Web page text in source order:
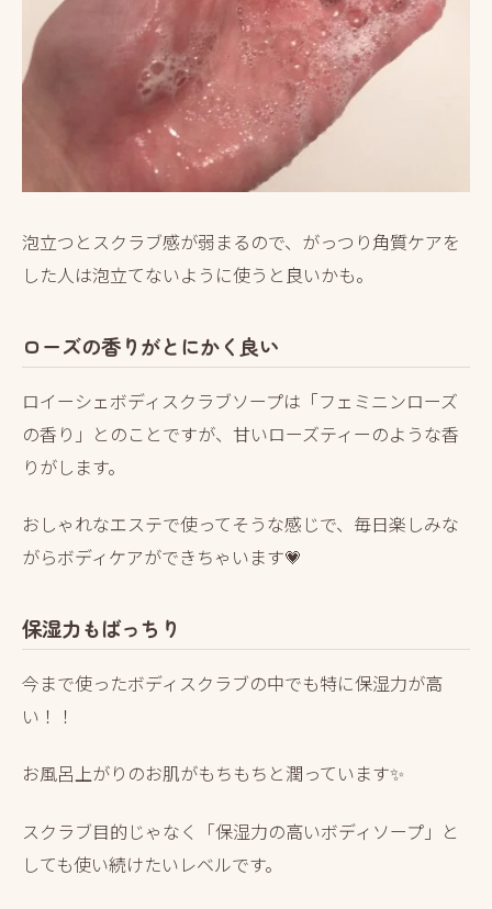
泡立つとスクラブ感が弱まるので、がっつり角質ケアを
した人は泡立てないように使うと良いかも。
ローズの香りがとにかく良い
ロイーシェボディスクラブソープは「フェミニンローズ
の香り」とのことですが、甘いローズティーのような香
りがします。
おしゃれなエステで使ってそうな感じで、毎日楽しみな
がらボディケアができちゃいます💗
保湿力もばっちり
今まで使ったボディスクラブの中でも特に保湿力が高
い！！
お風呂上がりのお肌がもちもちと潤っています✨
スクラブ目的じゃなく「保湿力の高いボディソープ」と
しても使い続けたいレベルです。